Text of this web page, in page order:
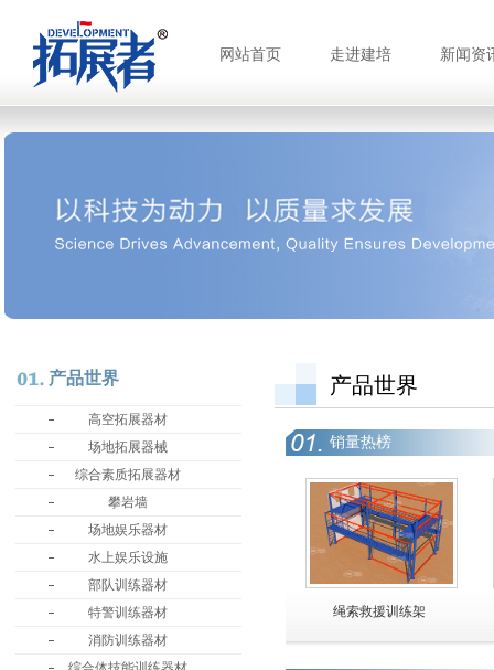
网站首页 走进建培 新闻资
产品世界
高空拓展器材
场地拓展器械
综合素质拓展器材
攀岩墙
场地娱乐器材
水上娱乐设施
部队训练器材
特警训练器材
消防训练器材
产品世界
销量热榜
绳索救援训练架